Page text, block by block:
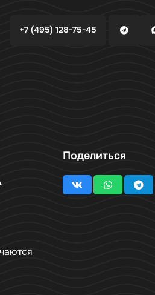
+7 (495) 128-75-45
Поделиться